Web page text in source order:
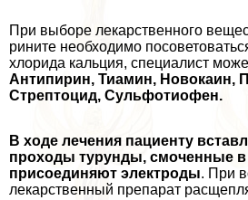
При выборе лекарственного
рините необходимо
хлорида кальция, специалист
Антипирин, Тиамин, Новокаин,
Стрептоцид, Сульфотиофен.
В ходе лечения пациенту
проходы турунды, смоченные в
присоединяют электроды. При
лекарственный препарат